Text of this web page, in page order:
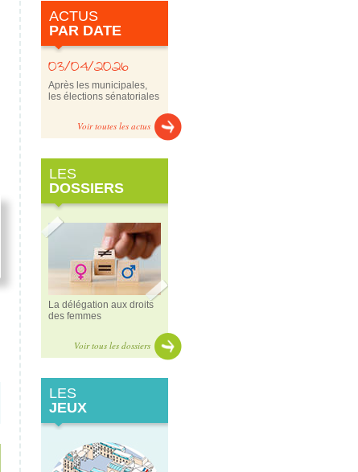
ACTUS
PAR DATE
03/04/2026
Après les municipales,
les élections sénatoriales
Voir toutes les actus
LES
DOSSIERS
La délégation aux droits
des femmes
Voir tous les dossiers
LES
JEUX